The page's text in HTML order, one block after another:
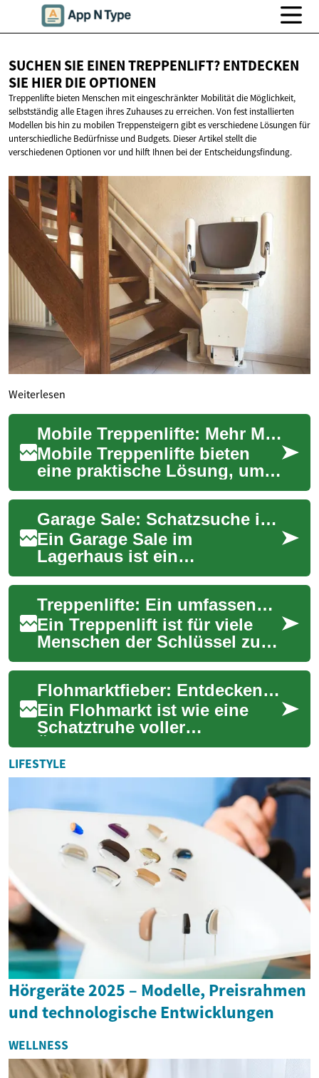
SUCHEN SIE EINEN TREPPENLIFT? ENTDECKEN
SIE HIERDIE OPTIONEN
Treppenlifte bieten Menschen mit eingeschränkter Mobilität die Möglichkeit,
selbstständig alle Etagen ihres Zuhauses zu erreichen. Von fest installierten
Modellen bis hin zu mobilen Treppensteigern gibt es verschiedene Lösungen für
unterschiedliche Bedürfnisse und Budgets. Dieser Artikel stellt die
verschiedenen Optionen vor und hilft Ihnen bei der Entscheidungsfindung.
Weiterlesen
Mobile Treppenlifte: Mehr Mobilität, flexibel & sicher
Mobile Treppenlifte bieten
eine praktische Lösung, um
Stufen im eigenen Zuhause
sicher und komfortabel zu
überwinden....
Garage Sale: Schatzsuche im Lagerhaus - Entdecken Sie unschlagbare Schnäppchen
Ein Garage Sale im
Lagerhaus ist ein
aufregendes
Einkaufserlebnis, das
Schnäppchenjäger und
Liebhaber einzigartiger F...
Treppenlifte: Ein umfassender Leitfaden für mehr Mobilität zu Hause
Ein Treppenlift ist für viele
Menschen der Schlüssel zu
einem selbstbestimmten
Leben in den eigenen vier
Wänden. Dies...
Flohmarktfieber: Entdecken Sie Schätze und Schnäppchen
Ein Flohmarkt ist wie eine
Schatztruhe voller
Überraschungen. Ob Sie auf
der Suche nach Vintage-
Kleidung, Sammlerstüc...
LIFESTYLE
Hörgeräte 2025 – Modelle, Preisrahmen
und technologische Entwicklungen
WELLNESS